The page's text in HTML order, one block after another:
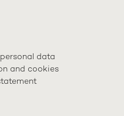
data
and cookies